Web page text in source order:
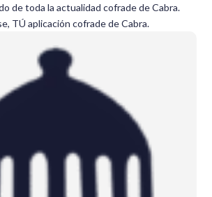
de toda la actualidad cofrade de Cabra.
TÚ aplicación cofrade de Cabra.